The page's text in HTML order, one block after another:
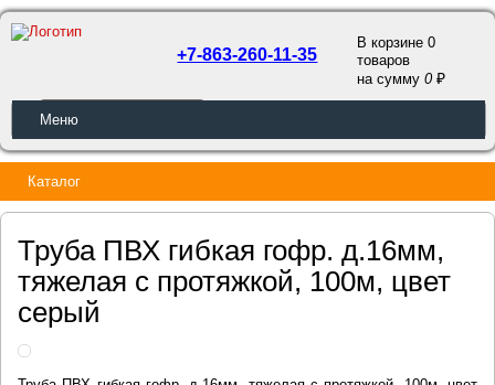
ОБРАТНЫЙ ЗВОНОК
+7-863-260-11-35
В корзине 0
товаров
на сумму0
Меню
Каталог
Труба ПВХ гибкая гофр. д.16мм,
тяжелая с протяжкой, 100м, цвет
серый